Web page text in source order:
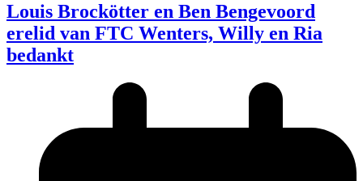
Louis Brockötter en Ben Bengevoord
erelid van FTC Wenters, Willy en Ria
bedankt